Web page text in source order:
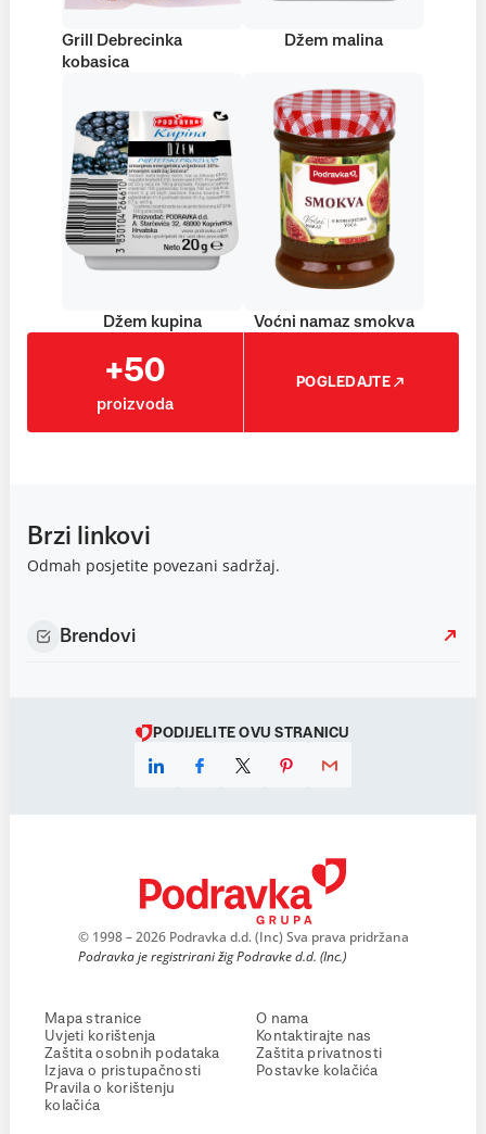
Grill Debrecinka
kobasica
Džem malina
Džem kupina Voćni namaz smokva
+50
proizvoda
POGLEDAJTE
Brzi linkovi
Odmah posjetite povezani sadržaj.
Brendovi
PODIJELITE OVU STRANICU
© 1998 – 2026 Podravka d.d. (Inc) Sva prava pridržana
Podravka je registrirani žig Podravke d.d. (Inc.)
Mapa stranice
Uvjeti korištenja
Zaštita osobnih podataka
Izjava o pristupačnosti
Pravila o korištenju
kolačića
O nama
Kontaktirajte nas
Zaštita privatnosti
Postavke kolačića